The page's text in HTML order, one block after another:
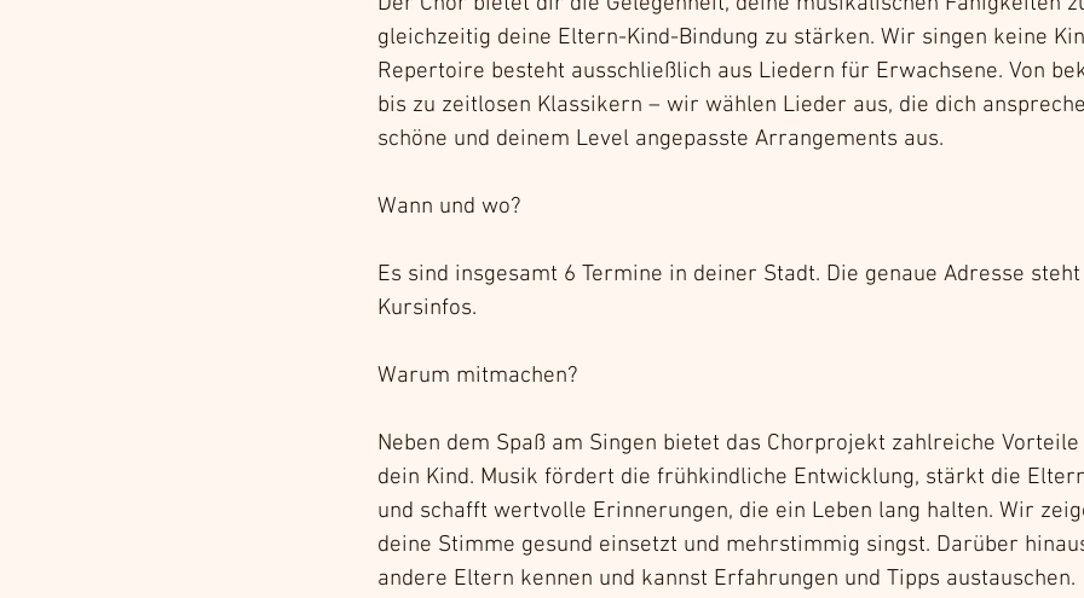
gleichzeitig deine Eltern-Kind-Bindung zu stärken. Wir singen keine
Repertoire besteht ausschließlich aus Liedern für Erwachsene. Von
bis zu zeitlosen Klassikern – wir wählen Lieder aus, die dich
schöne und deinem Level angepasste Arrangements aus.
Wann und wo?
Es sind insgesamt 6 Termine in deiner Stadt. Die genaue Adresse
Kursinfos.
Warum mitmachen?
Neben dem Spaß am Singen bietet das Chorprojekt zahlreiche
dein Kind. Musik fördert die frühkindliche Entwicklung, stärkt die
und schafft wertvolle Erinnerungen, die ein Leben lang halten. Wir
deine Stimme gesund einsetzt und mehrstimmig singst. Darüber
andere Eltern kennen und kannst Erfahrungen und Tipps austauschen.